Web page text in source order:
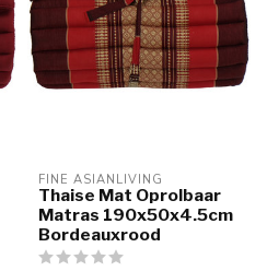
FINE ASIANLIVING
Thaise Mat Oprolbaar
Matras 190x50x4.5cm
Bordeauxrood